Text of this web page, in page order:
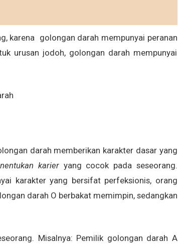
karena golongan darah mempunyai peranan
urusan jodoh, golongan darah mempunyai
darah memberikan karakter dasar yang
karieryang cocok pada seseorang.
karakter yang bersifat perfeksionis, orang
darah O berbakat memimpin, sedangkan
Misalnya: Pemilik golongan darah A